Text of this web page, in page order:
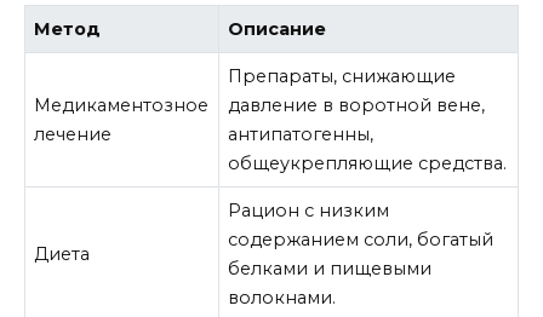
Метод Описание
Медикаментозное
лечение
Препараты, снижающие
давление в воротной вене,
антипатогенны,
общеукрепляющие средства.
Диета
Рацион с низким
содержанием соли, богатый
белками и пищевыми
волокнами.